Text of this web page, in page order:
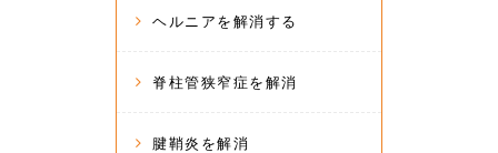
ヘルニアを解消する
脊柱管狭窄症を解消
腱鞘炎を解消